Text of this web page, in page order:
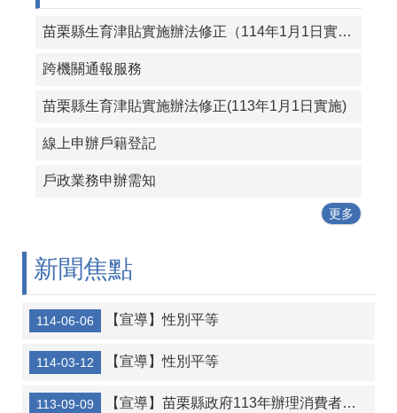
苗栗縣生育津貼實施辦法修正（114年1月1日實施）
跨機關通報服務
苗栗縣生育津貼實施辦法修正(113年1月1日實施)
線上申辦戶籍登記
戶政業務申辦需知
更多
新聞焦點
114-06-06 【宣導】性別平等
114-03-12 【宣導】性別平等
113-09-09 【宣導】苗栗縣政府113年辦理消費者保護暨反詐騙宣導